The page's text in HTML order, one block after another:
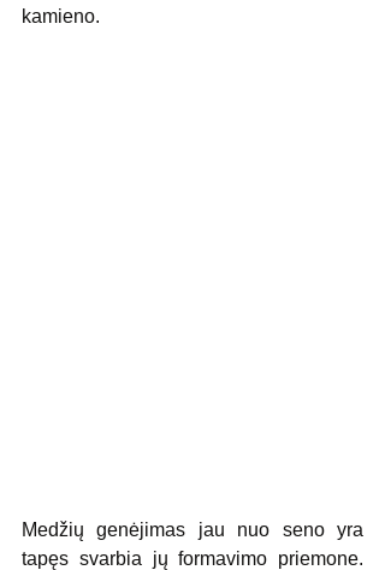
kamieno.
Medžių genėjimas jau nuo seno yra
tapęs svarbia jų formavimo priemone.